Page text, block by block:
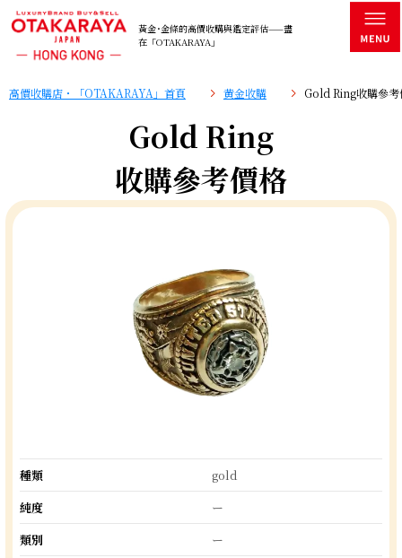
黃金･金條的高價收購與鑑定評估——盡
在「OTAKARAYA」
高價收購店・「OTAKARAYA」首頁 黄金收購 Gold Ring收購參考
Gold Ring
收購參考價格
種類
gold
純度
ー
類別
ー